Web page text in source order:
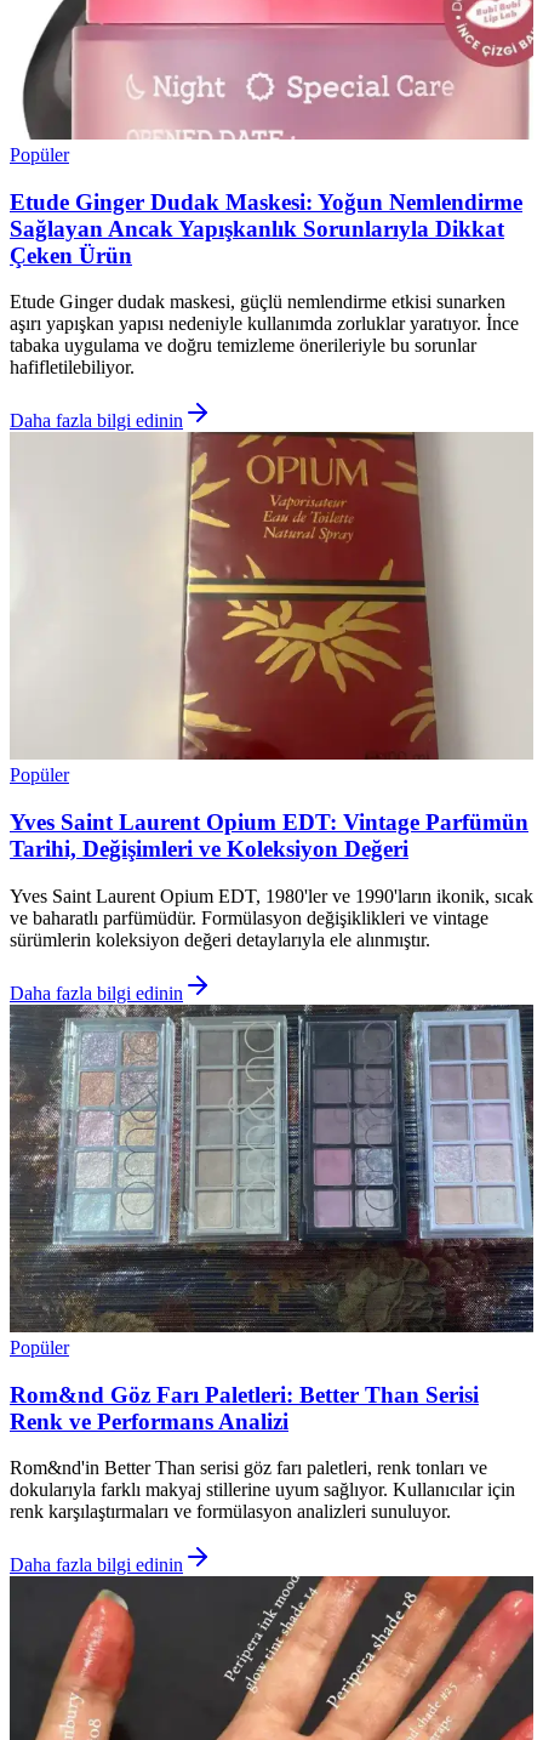
Popüler
Etude Ginger Dudak Maskesi: Yoğun Nemlendirme
Sağlayan Ancak Yapışkanlık Sorunlarıyla Dikkat
Çeken Ürün
Etude Ginger dudak maskesi, güçlü nemlendirme etkisi sunarken
aşırı yapışkan yapısı nedeniyle kullanımda zorluklar yaratıyor. İnce
tabaka uygulama ve doğru temizleme önerileriyle bu sorunlar
hafifletilebiliyor.
Daha fazla bilgi edinin
Popüler
Yves Saint Laurent Opium EDT: Vintage Parfümün
Tarihi, Değişimleri ve Koleksiyon Değeri
Yves Saint Laurent Opium EDT, 1980'ler ve 1990'ların ikonik, sıcak
ve baharatlı parfümüdür. Formülasyon değişiklikleri ve vintage
sürümlerin koleksiyon değeri detaylarıyla ele alınmıştır.
Daha fazla bilgi edinin
Popüler
Rom&nd Göz Farı Paletleri: Better Than Serisi
Renk ve Performans Analizi
Rom&nd'in Better Than serisi göz farı paletleri, renk tonları ve
dokularıyla farklı makyaj stillerine uyum sağlıyor. Kullanıcılar için
renk karşılaştırmaları ve formülasyon analizleri sunuluyor.
Daha fazla bilgi edinin